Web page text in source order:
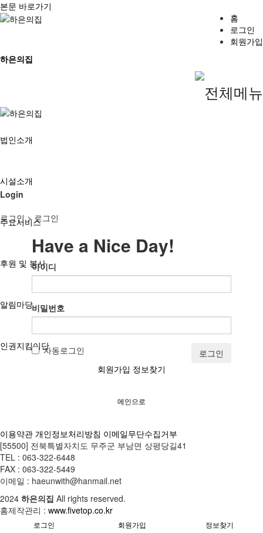
본문 바로가기
홈
로그인
회원가입
하은의집
법인소개
시설소개
주요서비스
후원 및 봉사
알림마당
인권지킴이단
Login
로그인 > 로그인
Have a Nice Day!
아이디
비밀번호
자동로그인
로그인
회원가입 정보찾기
메인으로
이용약관 개인정보처리방침 이메일무단수집거부
[55500] 전북특별자치도 무주군 부남면 상평당길41
TEL : 063-322-6448
FAX : 063-322-5449
이메일 : haeunwith@hanmail.net
2024 하은의집 All rights reserved.
홈제작관리 : www.fivetop.co.kr
로그인 회원가입 정보찾기